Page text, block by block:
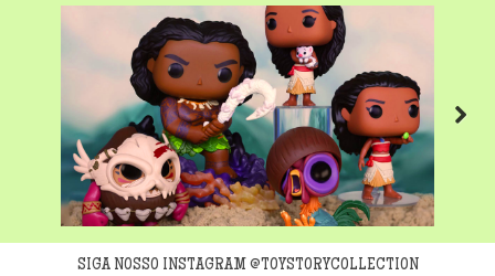
Next
SIGA NOSSO INSTAGRAM @TOYSTORYCOLLECTION